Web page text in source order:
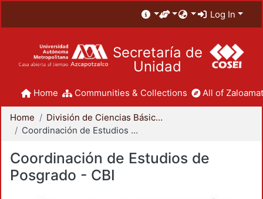
Log In
Secretaría de
Unidad
Home Communities & Collections All of
Home
División de Ciencias Básicas e Ingeniería
Coordinación de Estudios de Posgrado - CBI
Coordinación de Estudios de
Posgrado - CBI